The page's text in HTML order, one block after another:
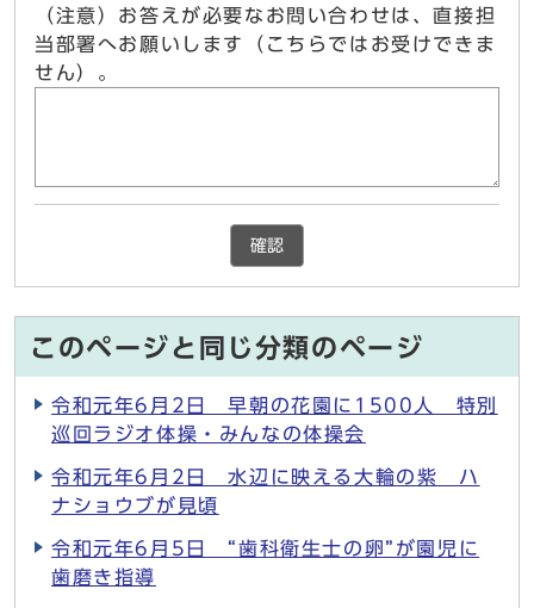
（注意）お答えが必要なお問い合わせは、直接担
当部署へお願いします（こちらではお受けできま
せん）。
確認
このページと同じ分類のページ
令和元年6月2日 早朝の花園に1500人 特別
巡回ラジオ体操・みんなの体操会
令和元年6月2日 水辺に映える大輪の紫 ハ
ナショウブが見頃
令和元年6月5日 “歯科衛生士の卵”が園児に
歯磨き指導